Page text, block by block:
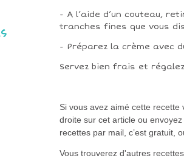
- A l’aide d’un couteau,
tranches fines que vous
- Préparez la crème avec
Servez bien frais et
Si vous avez aimé cette
droite sur cet article ou
recettes par mail, c’est gratuit ,
Vous trouverez d'autres